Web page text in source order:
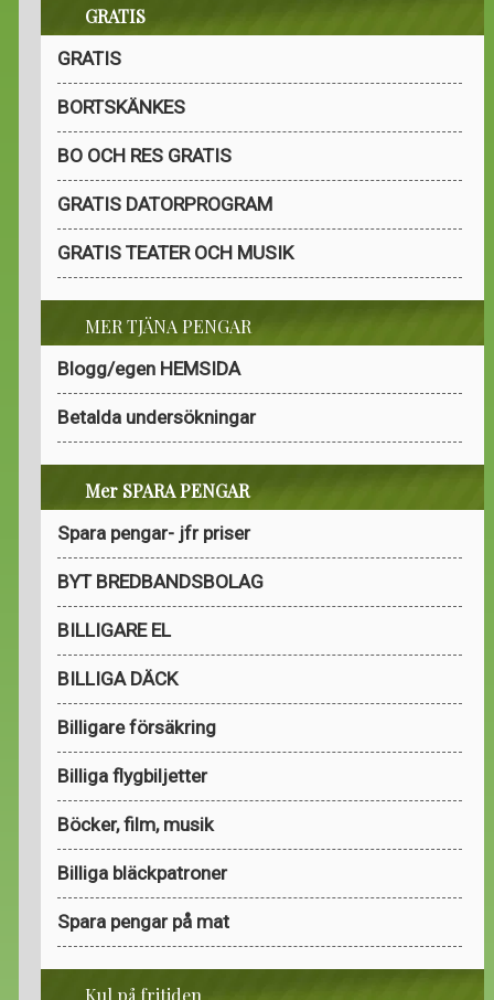
GRATIS
GRATIS
BORTSKÄNKES
BO OCH RES GRATIS
GRATIS DATORPROGRAM
GRATIS TEATER OCH MUSIK
MER TJÄNA PENGAR
Blogg/egen HEMSIDA
Betalda undersökningar
Mer SPARA PENGAR
Spara pengar- jfr priser
BYT BREDBANDSBOLAG
BILLIGARE EL
BILLIGA DÄCK
Billigare försäkring
Billiga flygbiljetter
Böcker, film, musik
Billiga bläckpatroner
Spara pengar på mat
Kul på fritiden